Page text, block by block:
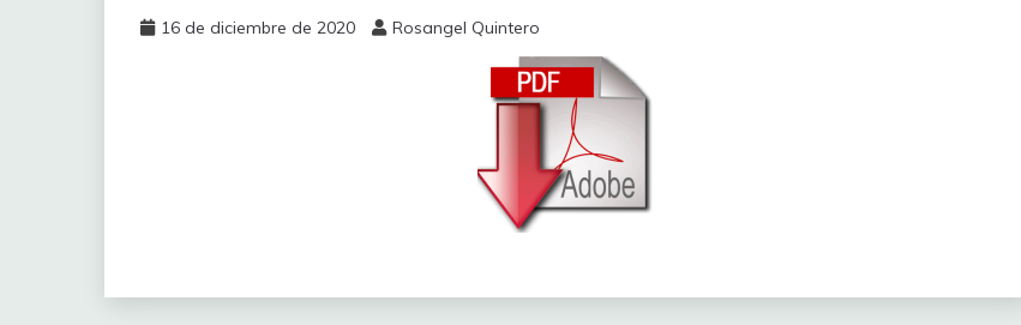
16 de diciembre de 2020 Rosangel Quintero